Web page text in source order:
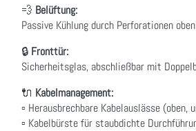
💨 Belüftung:
Passive Kühlung durch Perforationen
🔒 Fronttür:
Sicherheitsglas, abschließbar mit
🔌 Kabelmanagement:
▫ Herausbrechbare Kabelauslässe (oben,
▫ Kabelbürste für staubdichte